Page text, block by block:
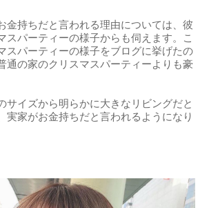
金持ちだと言われる理由については、彼
スパーティーの様子からも伺えます。こ
スパーティーの様子をブログに挙げたの
通の家のクリスマスパーティーよりも豪
サイズから明らかに大きなリビングだと
実家がお金持ちだと言われるようになり